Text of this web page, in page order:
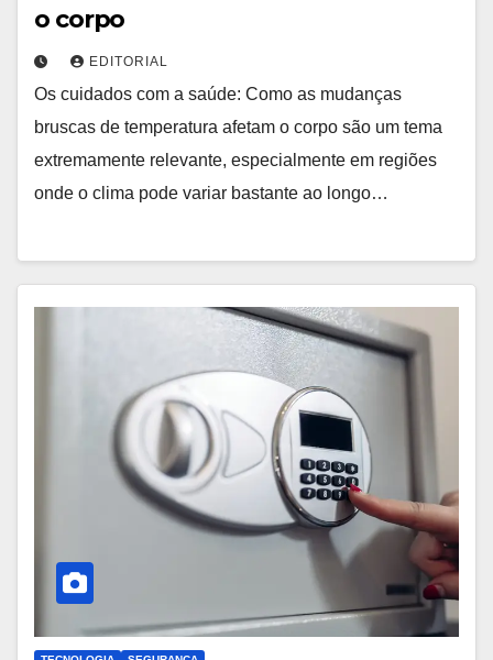
o corpo
EDITORIAL
Os cuidados com a saúde: Como as mudanças
bruscas de temperatura afetam o corpo são um tema
extremamente relevante, especialmente em regiões
onde o clima pode variar bastante ao longo…